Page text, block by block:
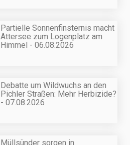
Partielle Sonnenfinsternis macht
Attersee zum Logenplatz am
Himmel - 06.08.2026
Debatte um Wildwuchs an den
Pichler Straßen: Mehr Herbizide?
- 07.08.2026
Müllsünder sorgen in